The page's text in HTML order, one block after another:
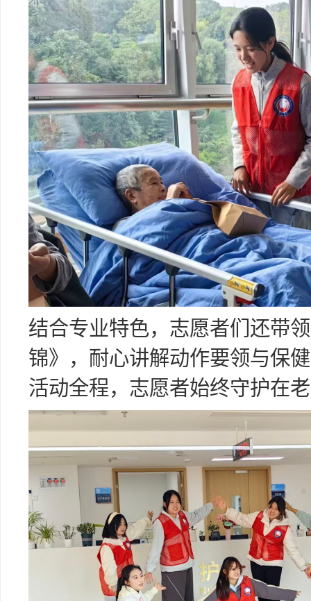
结合专业特色，志愿者们还带
锦》，耐心讲解动作要领与保
活动全程，志愿者始终守护在